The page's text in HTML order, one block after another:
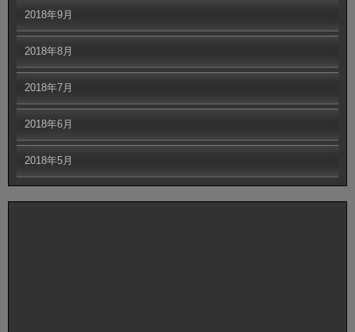
2018年9月
2018年8月
2018年7月
2018年6月
2018年5月